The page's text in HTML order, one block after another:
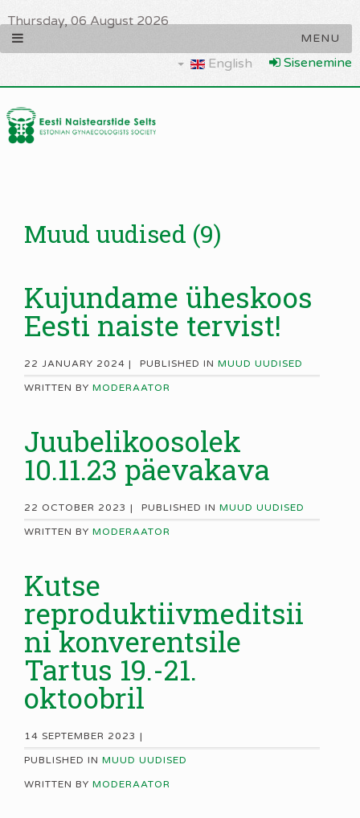
Thursday, 06 August 2026
English Sisenemine
Muud uudised (9)
Kujundame üheskoos
Eesti naiste tervist!
22 JANUARY 2024 | PUBLISHED IN MUUD UUDISED
WRITTEN BY MODERAATOR
Juubelikoosolek
10.11.23 päevakava
22 OCTOBER 2023 | PUBLISHED IN MUUD UUDISED
WRITTEN BY MODERAATOR
Kutse
reproduktiivmeditsii
ni konverentsile
Tartus 19.-21.
oktoobril
14 SEPTEMBER 2023 |
PUBLISHED IN MUUD UUDISED
WRITTEN BY MODERAATOR